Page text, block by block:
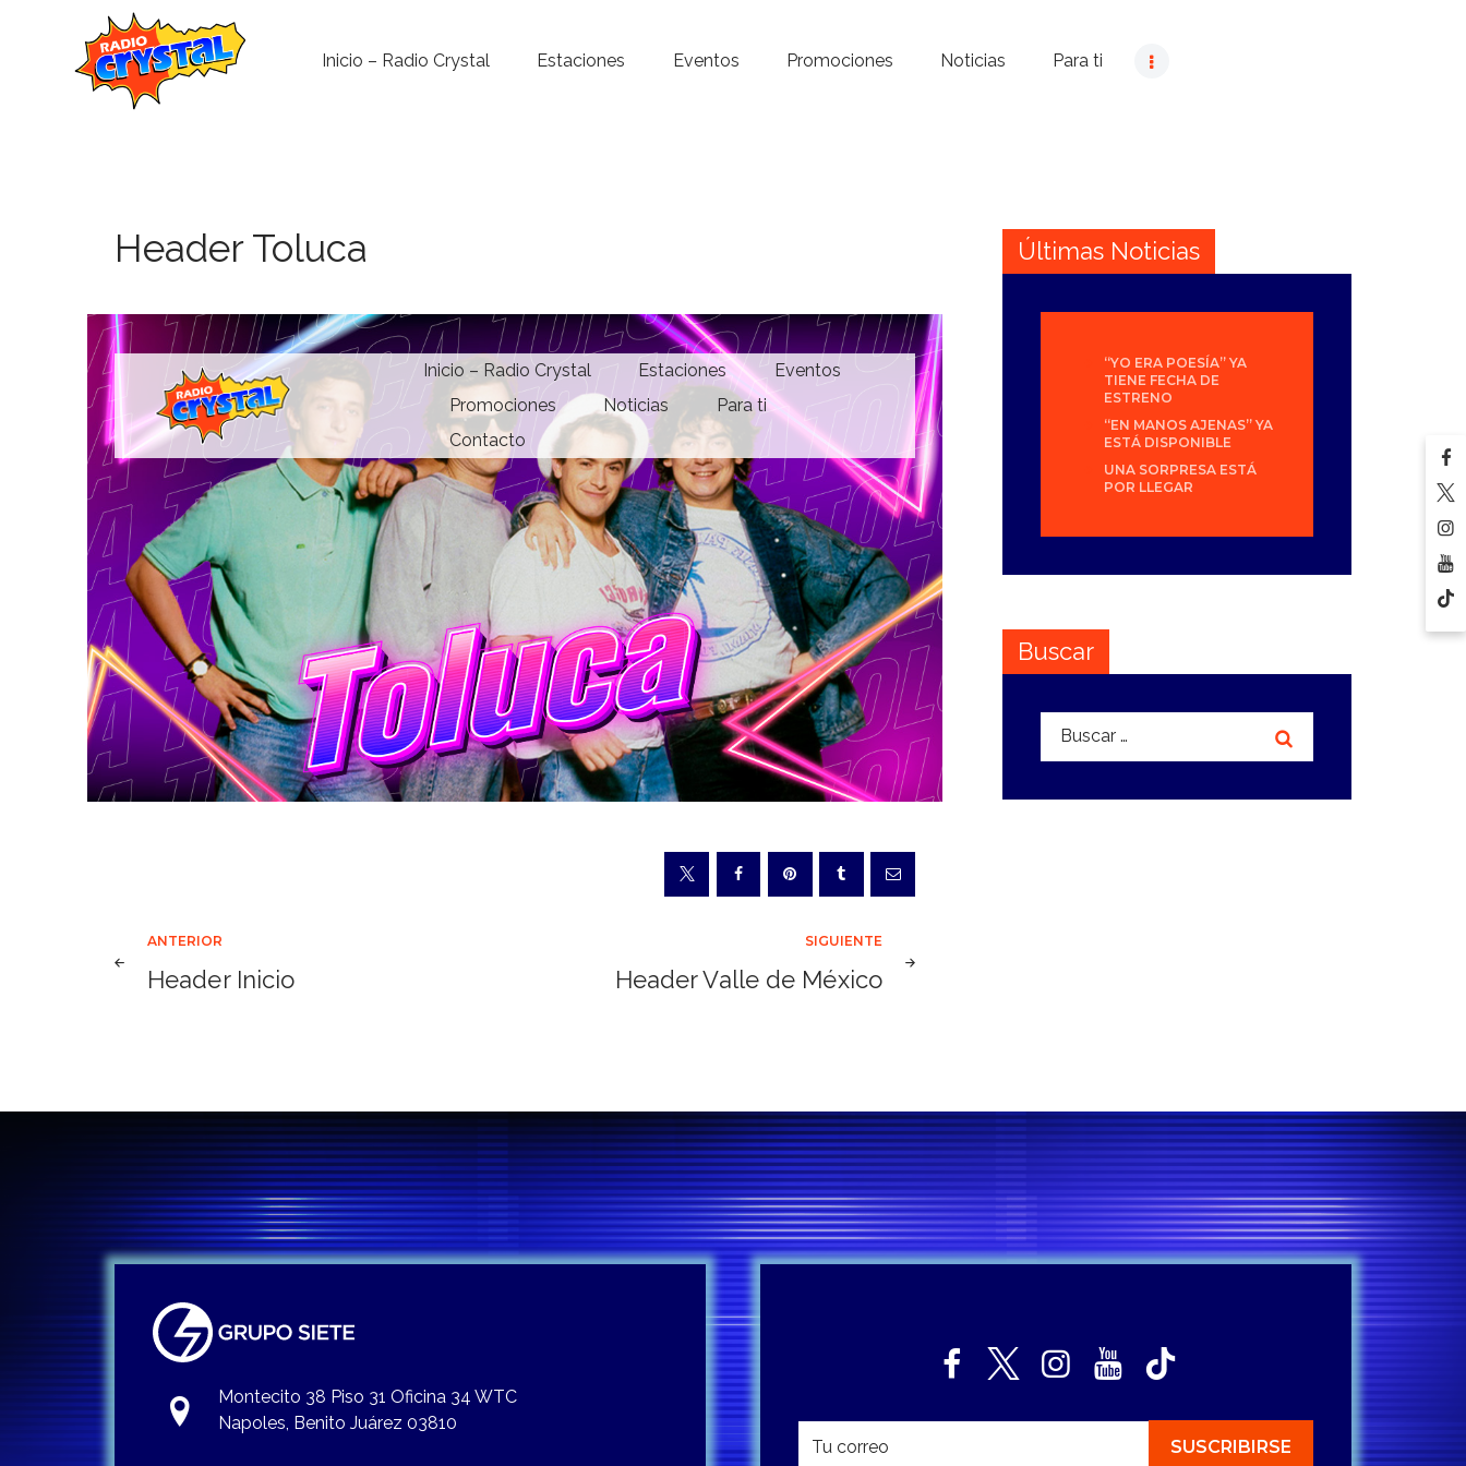
Inicio – Radio Crystal Estaciones Eventos Promociones Noticias Para ti
Para ti
Contacto
Header Toluca
Inicio – Radio Crystal Estaciones
Eventos
Promociones
Noticias
Para ti
Contacto
Navegación
ANTERIOR
Header Inicio
SIGUIENTE
Header Valle de México
Últimas Noticias
“YO ERA POESÍA” YA
TIENE FECHA DE
ESTRENO
“EN MANOS AJENAS” YA
ESTÁ DISPONIBLE
UNA SORPRESA ESTÁ
POR LLEGAR
Buscar
Buscar:
Montecito 38 Piso 31 Oficina 34 WTC
Napoles, Benito Juárez 03810